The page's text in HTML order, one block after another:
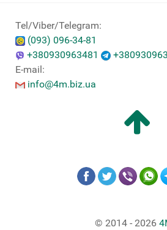
Tel/Viber/Telegram:
(093) 096-34-81
+380930963481
E-mail:
info@4m.biz.ua
© 2014 - 2026